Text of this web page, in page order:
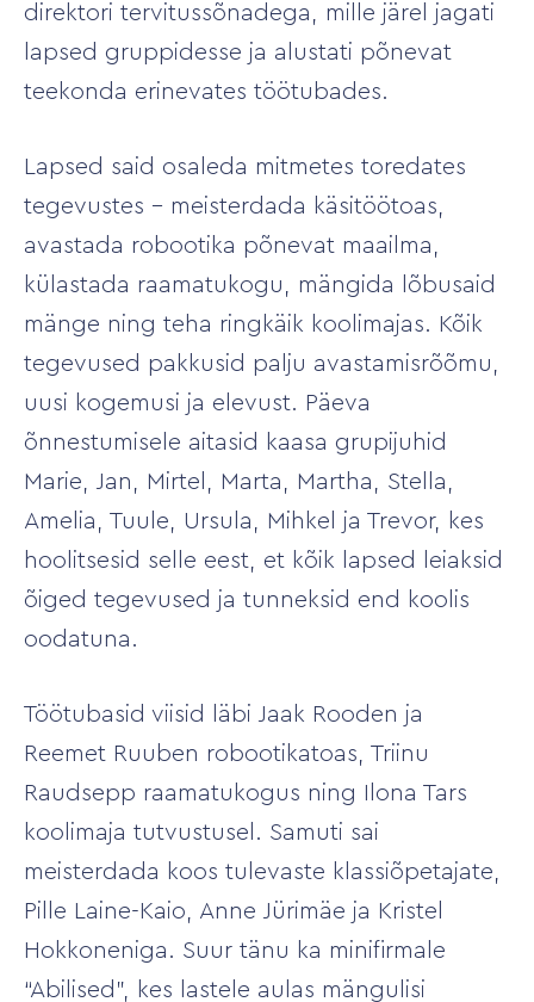
direktori tervitussõnadega, mille järel jagati
lapsed gruppidesse ja alustati põnevat
teekonda erinevates töötubades.
Lapsed said osaleda mitmetes toredates
tegevustes – meisterdada käsitöötoas,
avastada robootika põnevat maailma,
külastada raamatukogu, mängida lõbusaid
mänge ning teha ringkäik koolimajas. Kõik
tegevused pakkusid palju avastamisrõõmu,
uusi kogemusi ja elevust. Päeva
õnnestumisele aitasid kaasa grupijuhid
Marie, Jan, Mirtel, Marta, Martha, Stella,
Amelia, Tuule, Ursula, Mihkel ja Trevor, kes
hoolitsesid selle eest, et kõik lapsed leiaksid
õiged tegevused ja tunneksid end koolis
oodatuna.
Töötubasid viisid läbi Jaak Rooden ja
Reemet Ruuben robootikatoas, Triinu
Raudsepp raamatukogus ning Ilona Tars
koolimaja tutvustusel. Samuti sai
meisterdada koos tulevaste klassiõpetajate,
Pille Laine-Kaio, Anne Jürimäe ja Kristel
Hokkoneniga. Suur tänu ka minifirmale
“Abilised”, kes lastele aulas mängulisi